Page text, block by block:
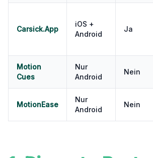
Carsick.App
iOS +
Android
Ja
Motion
Cues
Nur
Android
Nein
MotionEase
Nur
Android
Nein